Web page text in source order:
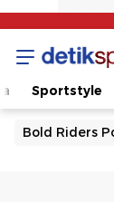
Sportstyle
Bold Riders